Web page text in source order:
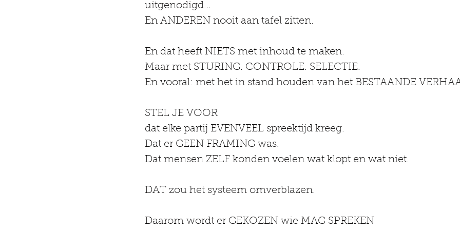
uitgenodigd…
En ANDEREN nooit aan tafel zitten.
En dat heeft NIETS met inhoud te maken.
Maar met STURING. CONTROLE. SELECTIE.
En vooral: met het in stand houden van het BESTAANDE
STEL JE VOOR
dat elke partij EVENVEEL spreektijd kreeg.
Dat er GEEN FRAMING was.
Dat mensen ZELF konden voelen wat klopt en wat niet.
DAT zou het systeem omverblazen.
Daarom wordt er GEKOZEN wie MAG SPREKEN